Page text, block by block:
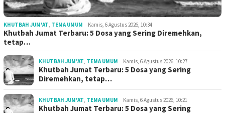
KHUTBAH JUM'AT, TEMA UMUM Kamis, 6 Agustus 2026, 10:34
Khutbah Jumat Terbaru: 5 Dosa yang Sering Diremehkan,
tetap…
KHUTBAH JUM'AT, TEMA UMUM Kamis, 6 Agustus 2026, 10:27
Khutbah Jumat Terbaru: 5 Dosa yang Sering
Diremehkan, tetap…
KHUTBAH JUM'AT, TEMA UMUM Kamis, 6 Agustus 2026, 10:21
Khutbah Jumat Terbaru: 5 Dosa yang Sering